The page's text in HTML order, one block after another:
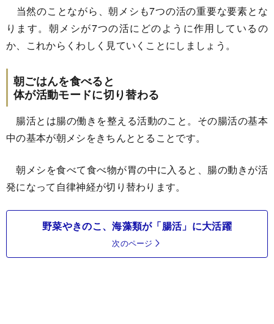
当然のことながら、朝メシも7つの活の重要な要素とな
ります。朝メシが7つの活にどのように作用しているの
か、これからくわしく見ていくことにしましょう。
朝ごはんを食べると
体が活動モードに切り替わる
腸活とは腸の働きを整える活動のこと。その腸活の基本
中の基本が朝メシをきちんととることです。
朝メシを食べて食べ物が胃の中に入ると、腸の動きが活
発になって自律神経が切り替わります。
野菜やきのこ、海藻類が「腸活」に大活躍
次のページ